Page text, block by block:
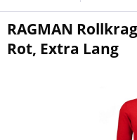
RAGMAN
Rot, Extra Lang